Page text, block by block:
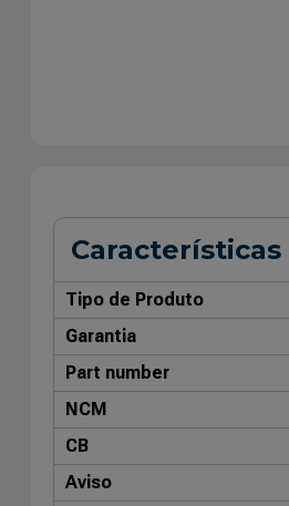
Tipo de Produto
Garantia
Part number
NCM
CB
Aviso